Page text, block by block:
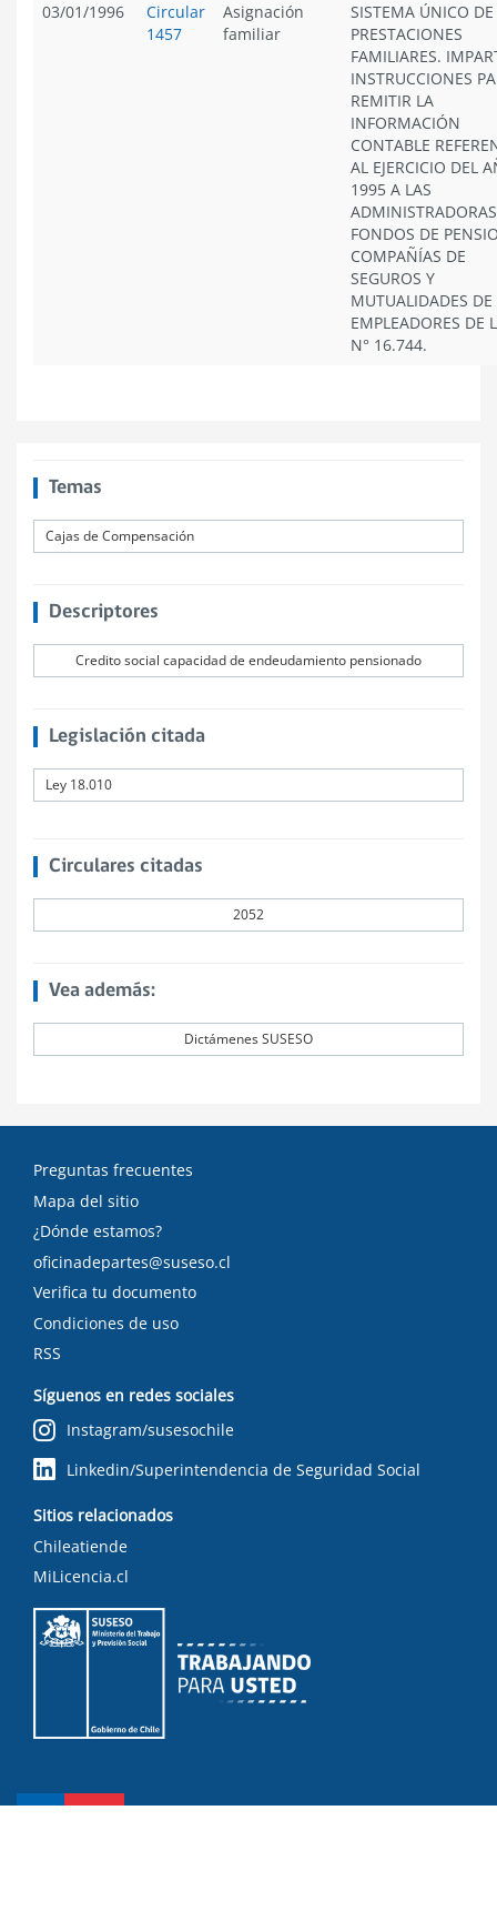
03/01/1996
Circular
1457
Asignación
familiar
SISTEMA ÚNICO DE
PRESTACIONES
FAMILIARES.
INSTRUCCIONES
REMITIR LA
INFORMACIÓN
CONTABLE
AL EJERCICIO DEL
1995 A LAS
FONDOS DE
COMPAÑÍAS DE
SEGUROS Y
MUTUALIDADES DE
EMPLEADORES DE
N° 16.744.
Temas
Cajas de Compensación
Descriptores
Credito social capacidad de endeudamiento pensionado
Legislación citada
Ley 18.010
Circulares citadas
2052
Vea además:
Dictámenes SUSESO
Preguntas frecuentes
Mapa del sitio
¿Dónde estamos?
oficinadepartes@suseso.cl
Verifica tu documento
Condiciones de uso
RSS
Síguenos en redes sociales
Instagram/susesochile
Linkedin/Superintendencia de Seguridad Social
Sitios relacionados
Chileatiende
MiLicencia.cl